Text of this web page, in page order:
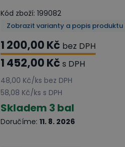
Kód zboží: 199082
Zobrazit varianty a popis produktu
1 200,00 Kč bez DPH
1 452,00 Kč s DPH
48,00 Kč/ks bez DPH
58,08 Kč/ks s DPH
Skladem 3 bal
Doručíme: 11. 8. 2026